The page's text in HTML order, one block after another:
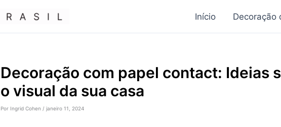
Início Decoração
Decoração com papel contact: Ideias
o visual da sua casa
Por Ingrid Cohen / janeiro 11, 2024